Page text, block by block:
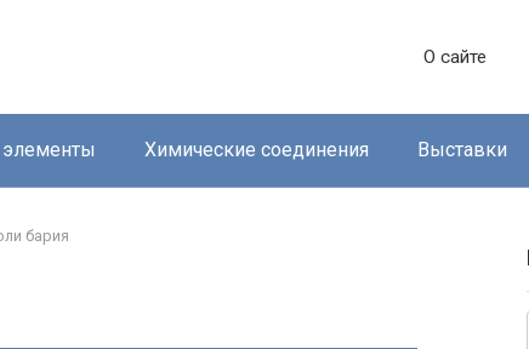
О сайте
Химические соединения Выставки
бария‎